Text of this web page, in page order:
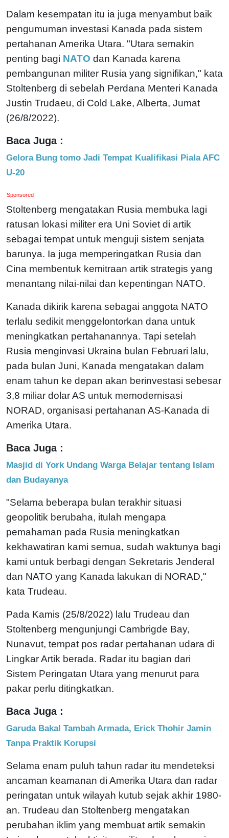
Dalam kesempatan itu ia juga menyambut baik
pengumuman investasi Kanada pada sistem
pertahanan Amerika Utara. "Utara semakin
penting bagi NATO dan Kanada karena
pembangunan militer Rusia yang signifikan," kata
Stoltenberg di sebelah Perdana Menteri Kanada
Justin Trudaeu, di Cold Lake, Alberta, Jumat
(26/8/2022).
Baca Juga :
Gelora Bung tomo Jadi Tempat Kualifikasi Piala AFC
U-20
Sponsored
Stoltenberg mengatakan Rusia membuka lagi
ratusan lokasi militer era Uni Soviet di artik
sebagai tempat untuk menguji sistem senjata
barunya. Ia juga memperingatkan Rusia dan
Cina membentuk kemitraan artik strategis yang
menantang nilai-nilai dan kepentingan NATO.
Kanada dikirik karena sebagai anggota NATO
terlalu sedikit menggelontorkan dana untuk
meningkatkan pertahanannya. Tapi setelah
Rusia menginvasi Ukraina bulan Februari lalu,
pada bulan Juni, Kanada mengatakan dalam
enam tahun ke depan akan berinvestasi sebesar
3,8 miliar dolar AS untuk memodernisasi
NORAD, organisasi pertahanan AS-Kanada di
Amerika Utara.
Baca Juga :
Masjid di York Undang Warga Belajar tentang Islam
dan Budayanya
"Selama beberapa bulan terakhir situasi
geopolitik berubaha, itulah mengapa
pemahaman pada Rusia meningkatkan
kekhawatiran kami semua, sudah waktunya bagi
kami untuk berbagi dengan Sekretaris Jenderal
dan NATO yang Kanada lakukan di NORAD,"
kata Trudeau.
Pada Kamis (25/8/2022) lalu Trudeau dan
Stoltenberg mengunjungi Cambrigde Bay,
Nunavut, tempat pos radar pertahanan udara di
Lingkar Artik berada. Radar itu bagian dari
Sistem Peringatan Utara yang menurut para
pakar perlu ditingkatkan.
Baca Juga :
Garuda Bakal Tambah Armada, Erick Thohir Jamin
Tanpa Praktik Korupsi
Selama enam puluh tahun radar itu mendeteksi
ancaman keamanan di Amerika Utara dan radar
peringatan untuk wilayah kutub sejak akhir 1980-
an. Trudeau dan Stoltenberg mengatakan
perubahan iklim yang membuat artik semakin